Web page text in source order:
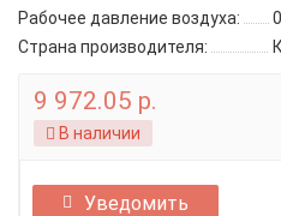
Рабочее давление воздуха:
Страна производителя:
9 972.05 р.
В наличии
Уведомить